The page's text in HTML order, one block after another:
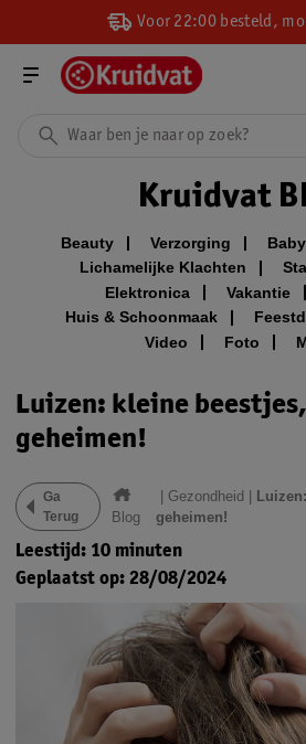
Voor 22:00 besteld,
Kruidvat
Beauty Verzorging Baby
Lichamelijke Klachten
Elektronica
Vakantie
Huis & Schoonmaak
Video
Foto
Luizen: kleine
geheimen!
Ga
Terug
Blog
Gezondheid
geheimen!
Leestijd: 10 minuten
Geplaatst op: 28/08/2024